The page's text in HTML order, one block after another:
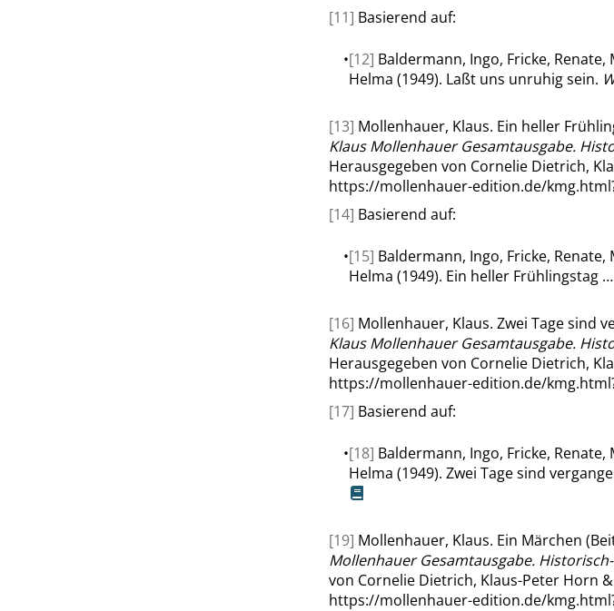
[11] Basierend auf:
•[12] Baldermann, Ingo, Fricke,
Helma (1949). Laßt uns unruhig sein.
[13] Mollenhauer, Klaus. Ein heller
Klaus Mollenhauer Gesamtausgabe.
Herausgegeben von Cornelie Dietrich,
https://mollenhauer-edition.de/
[14] Basierend auf:
•[15] Baldermann, Ingo, Fricke,
Helma (1949). Ein heller Frühlingstag …
[16] Mollenhauer, Klaus. Zwei Tage sind
Klaus Mollenhauer Gesamtausgabe.
Herausgegeben von Cornelie Dietrich,
https://mollenhauer-edition.de/
[17] Basierend auf:
•[18] Baldermann, Ingo, Fricke,
Helma (1949). Zwei Tage sind
[19] Mollenhauer, Klaus. Ein Märchen
Mollenhauer Gesamtausgabe.
von Cornelie Dietrich, Klaus-Peter Horn
https://mollenhauer-edition.de/